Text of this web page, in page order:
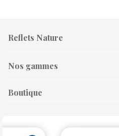
Reflets Nature
Nos gammes
Boutique